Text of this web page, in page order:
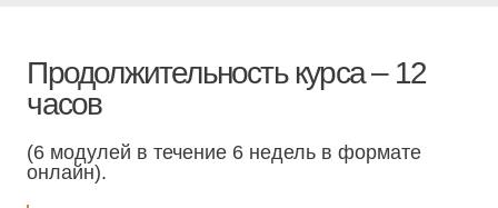
Продолжительность курса – 12
часов
(6 модулей в течение 6 недель в формате
онлайн).